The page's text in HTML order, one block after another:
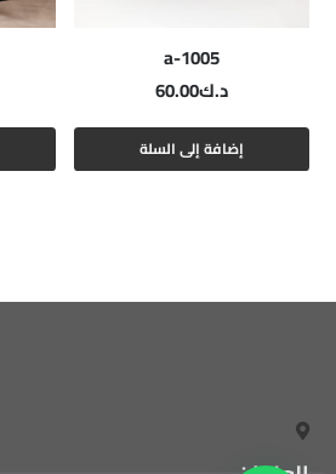
a-1005
د.ك60.00
إضافة إلى السلة